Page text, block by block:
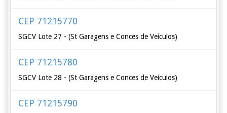
CEP 71215770
SGCV Lote 27 - (St Garagens e Conces de Veículos)
CEP 71215780
SGCV Lote 28 - (St Garagens e Conces de Veículos)
CEP 71215790